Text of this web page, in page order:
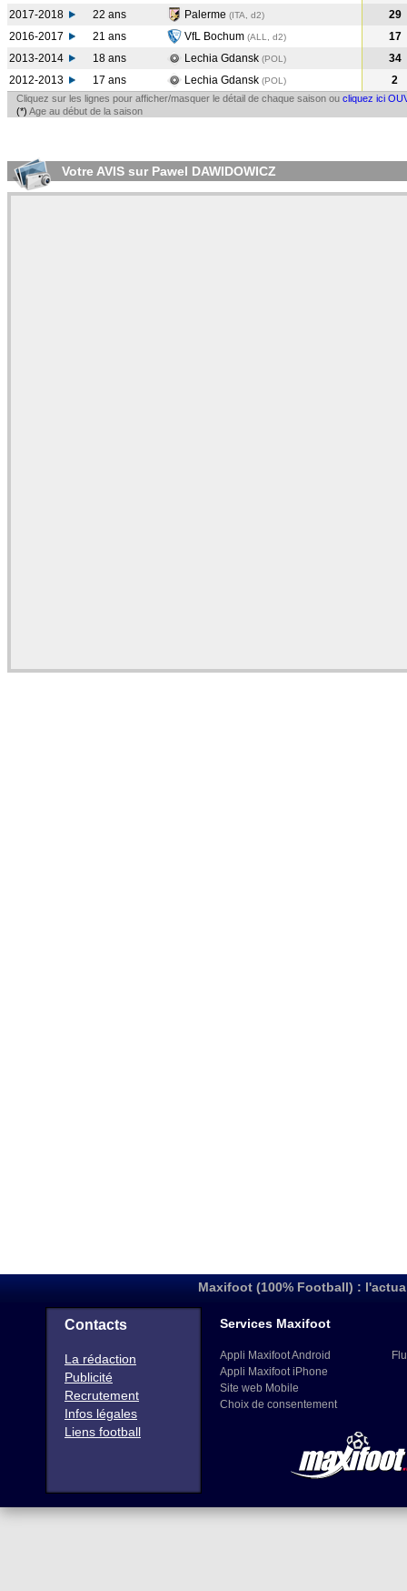
2017-2018
22 ans Palerme (ITA, d2)
29
2016-2017
21 ans VfL Bochum (ALL, d2)
17
2013-2014
18 ans Lechia Gdansk (POL )
34
2012-2013
17 ans Lechia Gdansk (POL ) 2
Cliquez sur les lignes pour afficher/masquer le détail de chaque saison ou cliquez ici
(*) Age au début de la saison
Votre AVIS sur Pawel DAWIDOWICZ
Maxifoot (100% Football) :
Contacts
La rédaction
Publicité
Recrutement
Infos légales
Liens football
Services Maxifoot
Appli Maxifoot Android
Appli Maxifoot iPhone
Site web Mobile
Choix de consentement